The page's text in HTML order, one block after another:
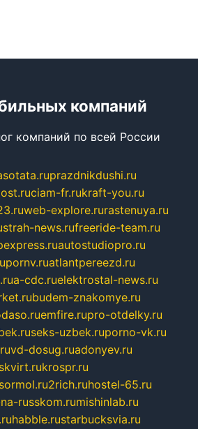
компаний
компаний по всей России
prazdnikdushi.ru
ciam-fr.rukraft-you.ru
web-explore.rurastenuya.ru
strah-news.rufreeride-team.ru
autostudiopro.ru
pornv.ruatlantpereezd.ru
a-cdc.ruelektrostal-news.ru
budem-znakomye.ru
emfire.rupro-otdelky.ru
seks-uzbek.ruporno-vk.ru
vd-dosug.ruadonyev.ru
krospr.ru
sormol.ru2rich.ruhostel-65.ru
russkom.rumishinlab.ru
habble.rustarbucksvia.ru